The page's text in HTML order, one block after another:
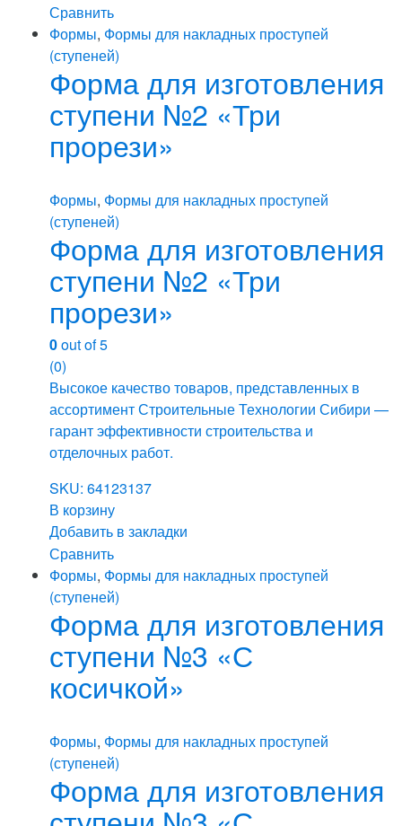
Сравнить
Формы, Формы для накладных проступей
(ступеней)
Форма для изготовления
ступени №2 «Три
прорези»
Формы, Формы для накладных проступей
(ступеней)
Форма для изготовления
ступени №2 «Три
прорези»
0out of 5
(0)
Высокое качество товаров, представленных в
ассортимент Строительные Технологии Сибири —
гарант эффективности строительства и
отделочных работ.
SKU: 64123137
В корзину
Добавить в закладки
Сравнить
Формы, Формы для накладных проступей
(ступеней)
Форма для изготовления
ступени №3 «С
косичкой»
Формы, Формы для накладных проступей
(ступеней)
Форма для изготовления